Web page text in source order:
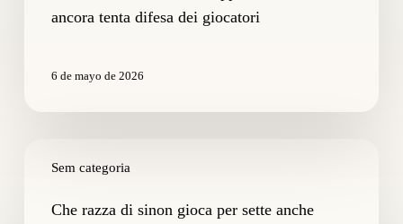
ancora tenta difesa dei giocatori
6 de mayo de 2026
Sem categoria
razza
sinonChe razza di sinon gioca per sette anche